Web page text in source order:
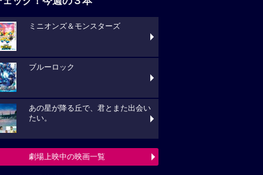
ミニオンズ＆モンスターズ
ブルーロック
あの星が降る丘で、君とまた出会い
たい。
劇場上映中の映画一覧